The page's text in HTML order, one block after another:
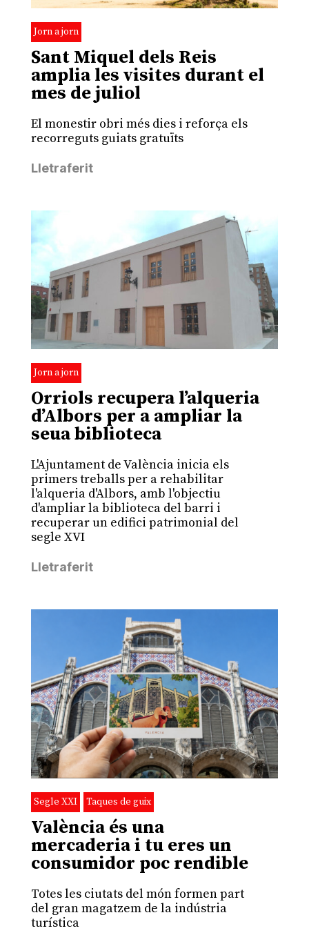
Jorn a jorn
Sant Miquel dels Reis
amplia les visites durant el
mes de juliol
El monestir obri més dies i reforça els
recorreguts guiats gratuïts
Lletraferit
Jorn a jorn
Orriols recupera l’alqueria
d’Albors per a ampliar la
seua biblioteca
L'Ajuntament de València inicia els
primers treballs per a rehabilitar
l'alqueria d'Albors, amb l'objectiu
d'ampliar la biblioteca del barri i
recuperar un edifici patrimonial del
segle XVI
Lletraferit
Segle XXI Taques de guix
València és una
mercaderia i tu eres un
consumidor poc rendible
Totes les ciutats del món formen part
del gran magatzem de la indústria
turística